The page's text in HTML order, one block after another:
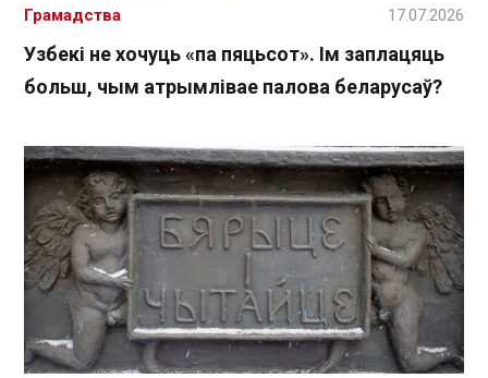
Узбекі не хочуць «па пяцьсот». Ім заплацяць
больш, чым атрымлівае палова беларусаў?
Грамадства 17.07.2026